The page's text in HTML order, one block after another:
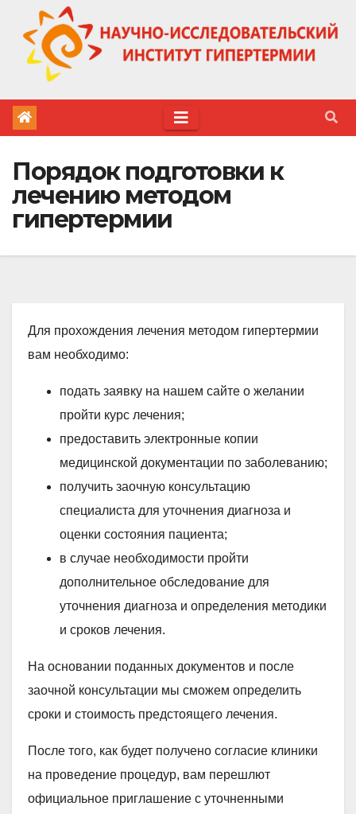
Перейти
содержимому
Порядок подготовки к
лечению методом
гипертермии
Для прохождения лечения методом гипертермии
вам необходимо:
подать заявку на нашем сайте о желании
пройти курс лечения;
предоставить электронные копии
медицинской документации по заболеванию;
получить заочную консультацию
специалиста для уточнения диагноза и
оценки состояния пациента;
в случае необходимости пройти
дополнительное обследование для
уточнения диагноза и определения методики
и сроков лечения.
На основании поданных документов и после
заочной консультации мы сможем определить
сроки и стоимость предстоящего лечения.
После того, как будет получено согласие клиники
на проведение процедур, вам перешлют
официальное приглашение с уточненными